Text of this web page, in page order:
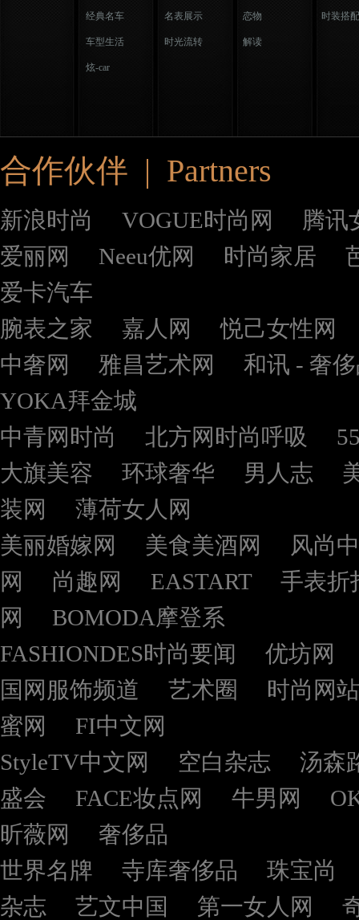
经典名车
车型生活
炫-car
名表展示
时光流转
恋物
解读
时装搭配
合作伙伴 | Partners
新浪时尚 VOGUE时尚网
腾讯
爱丽网
Neeu优网 时尚家居
爱卡汽车
腕表之家
嘉人网
悦己女性网
中奢网
雅昌艺术网
和讯 - 奢
YOKA拜金城
中青网时尚
北方网时尚呼吸
大旗美容
环球奢华 男人志
装网
薄荷女人网
美丽婚嫁网
美食美酒网
风尚
网
尚趣网 EASTART
手表折
网
BOMODA摩登系
FASHIONDES时尚要闻
优坊网
国网服饰频道
艺术圈
时尚网站
蜜网
FI中文网
StyleTV中文网
空白杂志
汤森
盛会
FACE妆点网 牛男网
昕薇网
奢侈品
世界名牌
寺库奢侈品
珠宝尚
杂志
艺文中国 第一女人网